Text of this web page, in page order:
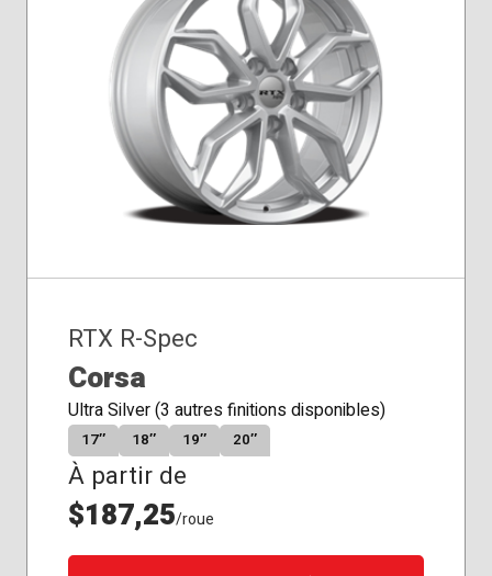
RTX R-Spec
Corsa
Ultra Silver (3 autres finitions disponibles)
17″ 18″ 19″ 20″
À partir de
$187,25/roue